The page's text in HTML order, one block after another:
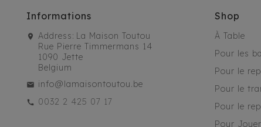
Informations
Address: La Maison Toutou
Rue Pierre Timmermans 14
1090 Jette
Belgium
info@lamaisontoutou.be
0032 2 425 07 17
Shop
À Table
Pour les
Pour le
Pour le
Pour le
Pour Jouer